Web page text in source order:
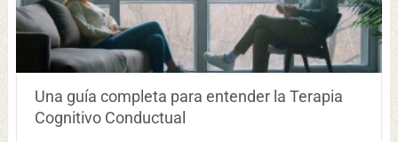
Una guía completa para entender la Terapia
Cognitivo Conductual